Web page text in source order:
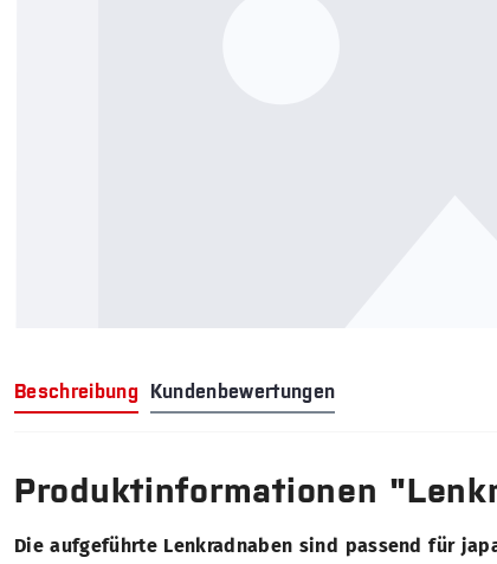
Beschreibung Kundenbewertungen
Produktinformationen
Die aufgeführte Lenkradnaben sind passend für